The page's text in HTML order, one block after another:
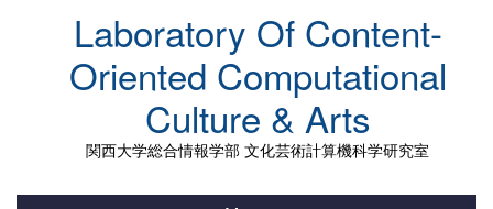
Laboratory Of Content-
Oriented Computational
Culture & Arts
関西大学総合情報学部 文化芸術計算機科学研究室